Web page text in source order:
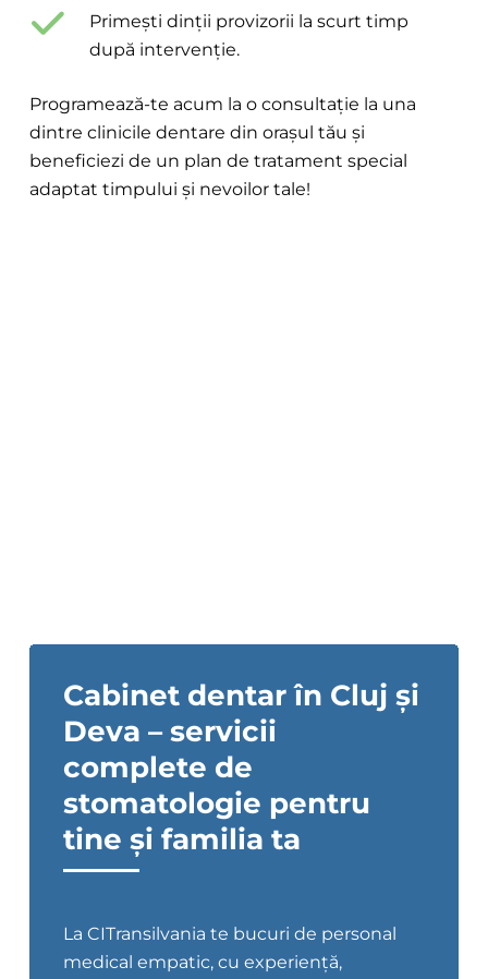
Primești dinții provizorii la scurt timp
după intervenție.
Programează-te acum la o consultație la una
dintre clinicile dentare din orașul tău și
beneficiezi de un plan de tratament special
adaptat timpului și nevoilor tale!
Cabinet dentar în Cluj și
Deva – servicii
complete de
stomatologie pentru
tine și familia ta
La CITransilvania te bucuri de personal
medical empatic, cu experiență,